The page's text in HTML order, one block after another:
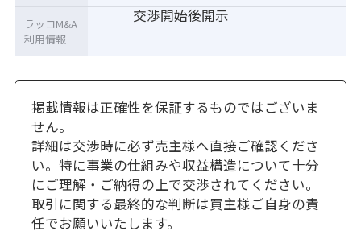
交渉開始後開示
ラッコM&A
利用情報
掲載情報は正確性を保証するものではございま
せん。
詳細は交渉時に必ず売主様へ直接ご確認くださ
い。特に事業の仕組みや収益構造について十分
にご理解・ご納得の上で交渉されてください。
取引に関する最終的な判断は買主様ご自身の責
任でお願いいたします。